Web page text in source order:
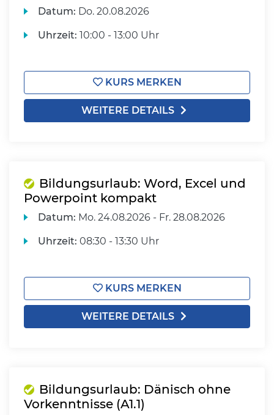
Datum: Do. 20.08.2026
Uhrzeit: 10:00 - 13:00 Uhr
KURS MERKEN
WEITERE DETAILS
Bildungsurlaub: Word, Excel und
Powerpoint kompakt
Datum: Mo. 24.08.2026 - Fr. 28.08.2026
Uhrzeit: 08:30 - 13:30 Uhr
KURS MERKEN
WEITERE DETAILS
Bildungsurlaub: Dänisch ohne
Vorkenntnisse (A1.1)